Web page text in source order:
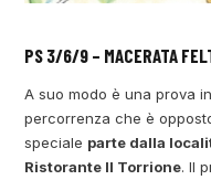
PS 3/6/9 – MACERATA
A suo modo è una prova
percorrenza che è
speciale parte dalla
Ristorante Il Torrione. Il